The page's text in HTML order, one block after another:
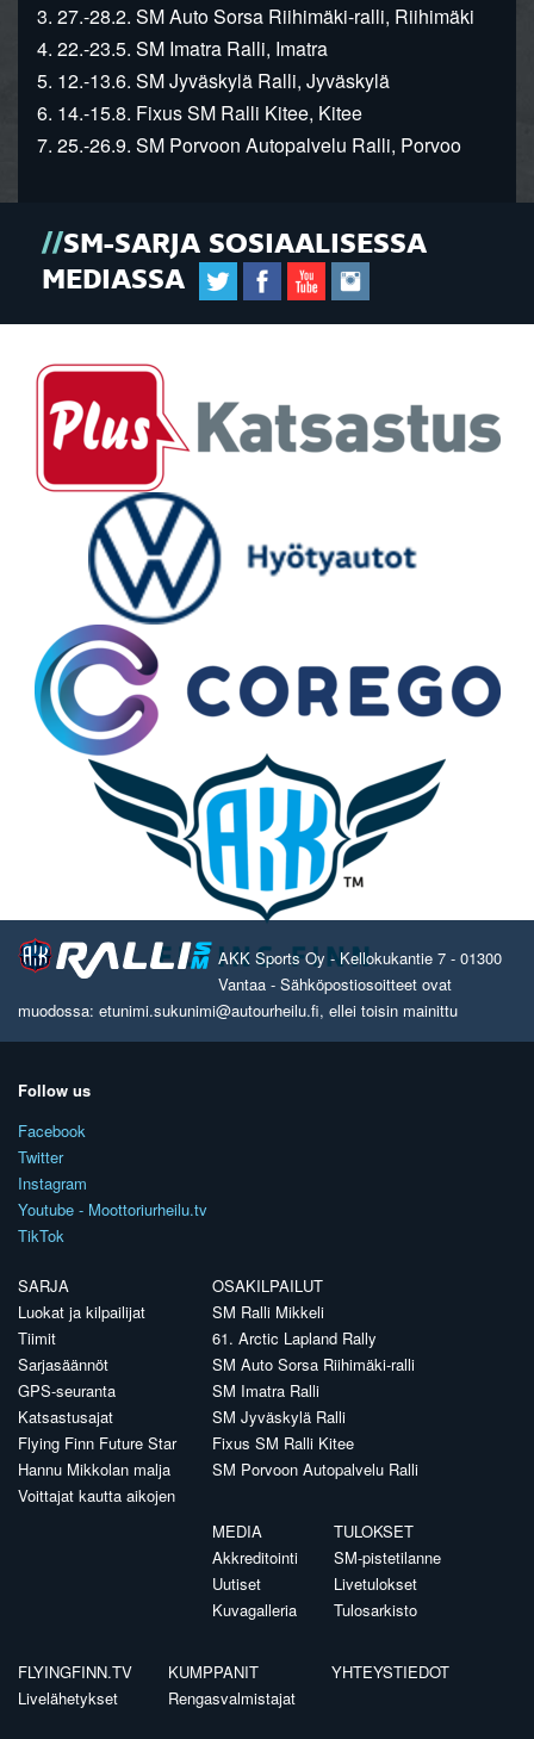
3. 27.-28.2. SM Auto Sorsa Riihimäki-ralli, Riihimäki
4. 22.-23.5. SM Imatra Ralli, Imatra
5. 12.-13.6. SM Jyväskylä Ralli, Jyväskylä
6. 14.-15.8. Fixus SM Ralli Kitee, Kitee
7. 25.-26.9. SM Porvoon Autopalvelu Ralli, Porvoo
SM-SARJA SOSIAALISESSA
MEDIASSA
AKK Sports Oy - Kellokukantie 7 - 01300
Vantaa - Sähköpostiosoitteet ovat
muodossa: etunimi.sukunimi@autourheilu.fi, ellei toisin mainittu
Follow us
Facebook
Twitter
Instagram
Youtube - Moottoriurheilu.tv
TikTok
SARJA
Luokat ja kilpailijat
Tiimit
Sarjasäännöt
GPS-seuranta
Katsastusajat
Flying Finn Future Star
Hannu Mikkolan malja
Voittajat kautta aikojen
OSAKILPAILUT
SM Ralli Mikkeli
61. Arctic Lapland Rally
SM Auto Sorsa Riihimäki-ralli
SM Imatra Ralli
SM Jyväskylä Ralli
Fixus SM Ralli Kitee
SM Porvoon Autopalvelu Ralli
MEDIA
Akkreditointi
Uutiset
Kuvagalleria
TULOKSET
SM-pistetilanne
Livetulokset
Tulosarkisto
FLYINGFINN.TV
Livelähetykset
KUMPPANIT
Rengasvalmistajat
YHTEYSTIEDOT